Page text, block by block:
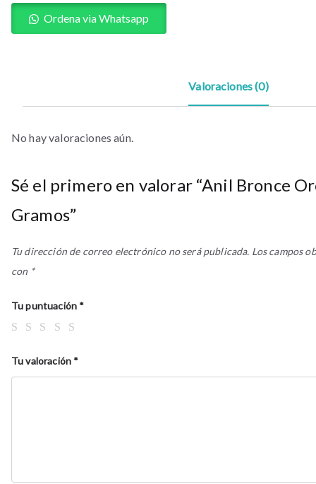
Ordena via Whatsapp
Valoraciones (0)
No hay valoraciones aún.
Sé el primero en valorar “Anil Bronce
Gramos”
Tu dirección de correo electrónico no será publicada. Los campos
con *
Tu puntuación *
Tu valoración *